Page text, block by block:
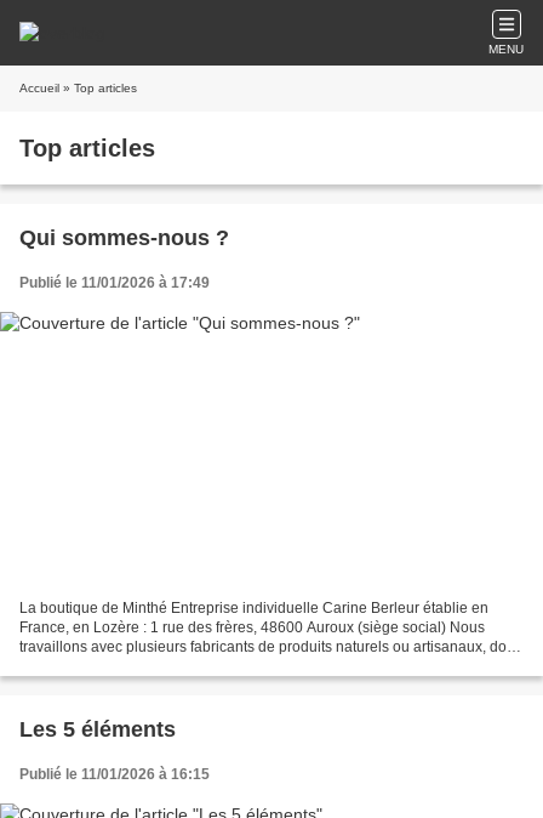
MENU
Accueil » Top articles
Top articles
Qui sommes-nous ?
Publié le 11/01/2026 à 17:49
La boutique de Minthé Entreprise individuelle Carine Berleur établie en
France, en Lozère : 1 rue des frères, 48600 Auroux (siège social) Nous
travaillons avec plusieurs fabricants de produits naturels ou artisanaux, dont
Les 5 éléments
Publié le 11/01/2026 à 16:15